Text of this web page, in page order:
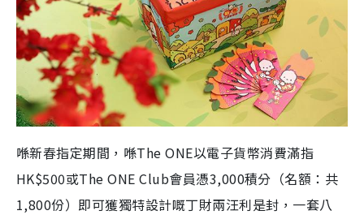
喺新春指定期間，喺The ONE以電子貨幣消費滿指
HK$500或The ONE Club會員憑3,000積分（名額：共
1,800份）即可獲獨特設計嘅丁財兩汪利是封，一套八